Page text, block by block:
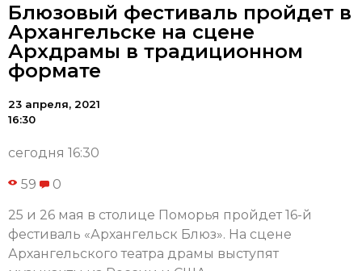
Блюзовый фестиваль пройдет в
Архангельске на сцене
Архдрамы в традиционном
формате
23 апреля, 2021
16:30
сегодня 16:30
59 0
25 и 26 мая в столице Поморья пройдет 16-й
фестиваль «Архангельск Блюз». На сцене
Архангельского театра драмы выступят